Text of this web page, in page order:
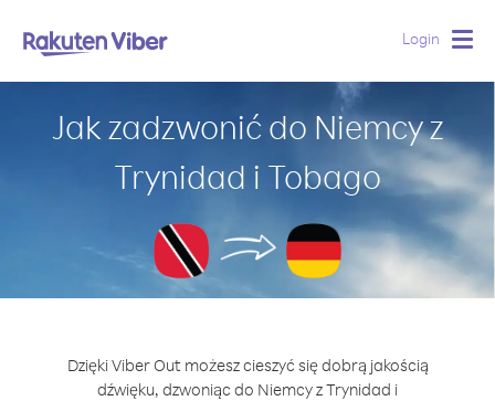
Login
Jak zadzwonić do Niemcy z
Trynidad i Tobago
Dzięki Viber Out możesz cieszyć się dobrą jakością
dźwięku, dzwoniąc do Niemcy z Trynidad i